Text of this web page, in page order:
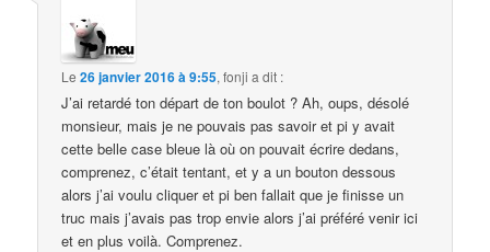
Le26 janvier 2016 à 9:55,fonji a dit :
J’ai retardé ton départ de ton boulot ? Ah, oups, désolé
monsieur, mais je ne pouvais pas savoir et pi y avait
cette belle case bleue là où on pouvait écrire dedans,
comprenez, c’était tentant, et y a un bouton dessous
alors j’ai voulu cliquer et pi ben fallait que je finisse un
truc mais j’avais pas trop envie alors j’ai préféré venir ici
et en plus voilà. Comprenez.